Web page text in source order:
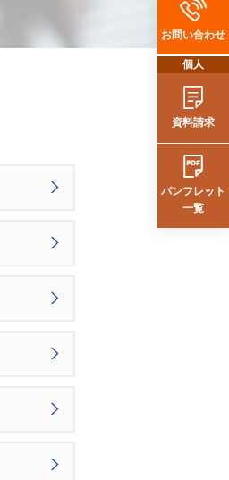
お問い合わせ
個人
資料請求
パンフレット
一覧